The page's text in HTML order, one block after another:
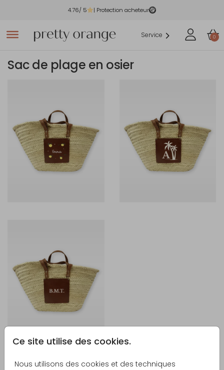
4.76/ 5 | Protection acheteur
Service 0
Ce site utilise des cookies.
Nous utilisons des cookies et des techniques
Sac de plage en osier